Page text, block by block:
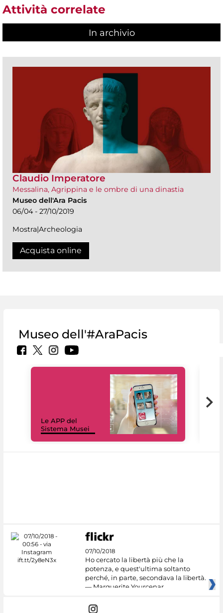
Attività correlate
In archivio
Claudio Imperatore
Messalina, Agrippina e le ombre di una dinastia
Museo dell'Ara Pacis
06/04 - 27/10/2019
Mostra|Archeologia
Acquista online
Museo dell'#AraPacis
Le APP del
Sistema Musei
07/10/2018
Ho cercato la libertà più che la
potenza, e quest'ultima soltanto
perché, in parte, secondava la libertà.
— Marguerite Yourcenar